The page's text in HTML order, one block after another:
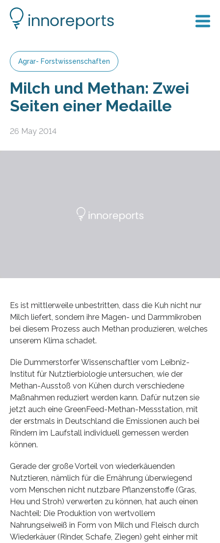
Agrar- Forstwissenschaften
Milch und Methan: Zwei
Seiten einer Medaille
26 May 2014
Es ist mittlerweile unbestritten, dass die Kuh nicht nur
Milch liefert, sondern ihre Magen- und Darmmikroben
bei diesem Prozess auch Methan produzieren, welches
unserem Klima schadet.
Die Dummerstorfer Wissenschaftler vom Leibniz-
Institut für Nutztierbiologie untersuchen, wie der
Methan-Ausstoß von Kühen durch verschiedene
Maßnahmen reduziert werden kann. Dafür nutzen sie
jetzt auch eine GreenFeed-Methan-Messstation, mit
der erstmals in Deutschland die Emissionen auch bei
Rindern im Laufstall individuell gemessen werden
können.
Gerade der große Vorteil von wiederkäuenden
Nutztieren, nämlich für die Ernährung überwiegend
vom Menschen nicht nutzbare Pflanzenstoffe (Gras,
Heu und Stroh) verwerten zu können, hat auch einen
Nachteil: Die Produktion von wertvollem
Nahrungseiweiß in Form von Milch und Fleisch durch
Wiederkäuer (Rinder, Schafe, Ziegen) geht einher mit